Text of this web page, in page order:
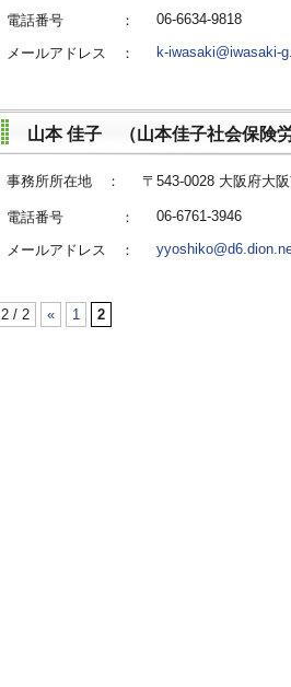
電話番号 ： 06-6634-9818
メールアドレス ： k-iwasaki@iwasaki-
山本 佳子 （山本佳子社会保険労
事務所所在地 ： 〒543-0028 大阪府大
電話番号 ： 06-6761-3946
メールアドレス ：
2 / 2 « 1 2